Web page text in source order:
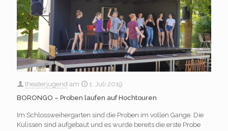
theaterjugend am
1. Juli 2019
BORONGO – Proben laufen auf Hochtouren
Im Schlossweihergarten sind die Proben im vollen Gange. Die
Kulissen sind aufgebaut und es wurde bereits die erste Probe